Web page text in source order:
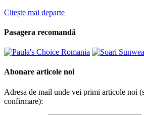
Citește mai departe
Pasagera recomandă
Abonare articole noi
Adresa de mail unde vei primi articole noi
confirmare):